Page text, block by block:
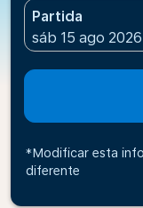
Partida
fc-booking-
sáb 15 ago 2026
*Modificar esta
diferente